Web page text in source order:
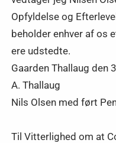
Opfyldelse og
beholder enhver af os
ere udstedte.
Gaarden Thallaug den
A. Thallaug
Nils Olsen med ført
Til Vitterlighed om at